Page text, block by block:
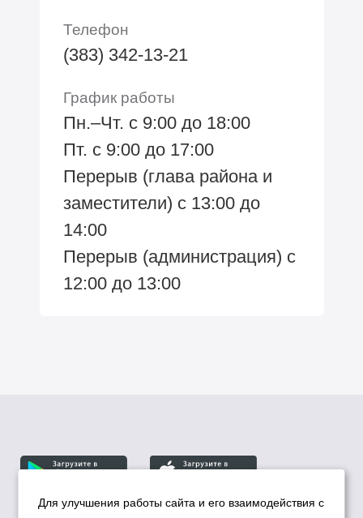
Телефон
(383) 342-13-21
График работы
Пн.–Чт. с 9:00 до 18:00
Пт. с 9:00 до 17:00
Перерыв (глава района и
заместители) с 13:00 до
14:00
Перерыв (администрация) с
12:00 до 13:00
Для улучшения работы сайта и его взаимодействия с